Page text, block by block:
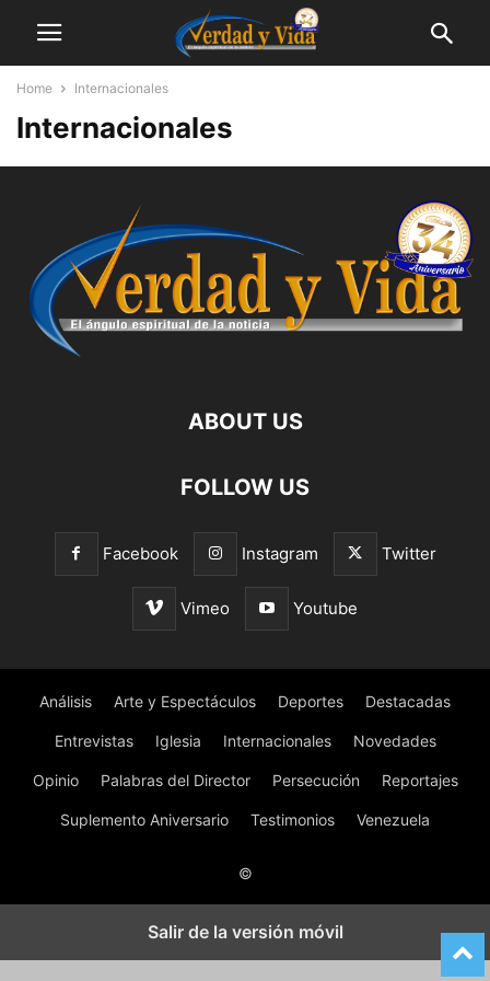
Home Internacionales
Internacionales
ABOUT US
FOLLOW US
Facebook Instagram Twitter
Vimeo Youtube
Análisis Arte y Espectáculos Deportes Destacadas
Entrevistas Iglesia Internacionales Novedades
Opinio Palabras del Director Persecución Reportajes
Suplemento Aniversario Testimonios Venezuela
©
Salir de la versión móvil